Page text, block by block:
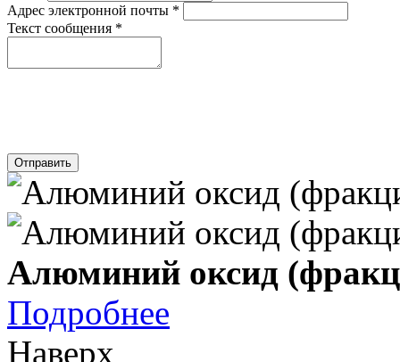
Адрес электронной почты *
Текст сообщения *
Отправить
Алюминий оксид
Подробнее
Наверх